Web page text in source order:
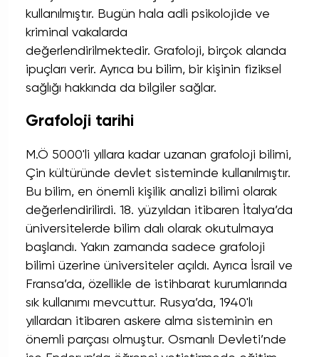
kullanılmıştır. Bugün hala adli psikolojide ve
kriminal vakalarda
değerlendirilmektedir. Grafoloji, birçok alanda
ipuçları verir. Ayrıca bu bilim, bir kişinin fiziksel
sağlığı hakkında da bilgiler sağlar.
Grafoloji tarihi
M.Ö 5000'li yıllara kadar uzanan grafoloji bilimi,
Çin kültüründe devlet sisteminde kullanılmıştır.
Bu bilim, en önemli kişilik analizi bilimi olarak
değerlendirilirdi. 18. yüzyıldan itibaren İtalya’da
üniversitelerde bilim dalı olarak okutulmaya
başlandı. Yakın zamanda sadece grafoloji
bilimi üzerine üniversiteler açıldı. Ayrıca İsrail ve
Fransa’da, özellikle de istihbarat kurumlarında
sık kullanımı mevcuttur. Rusya’da, 1940'lı
yıllardan itibaren askere alma sisteminin en
önemli parçası olmuştur. Osmanlı Devleti’nde